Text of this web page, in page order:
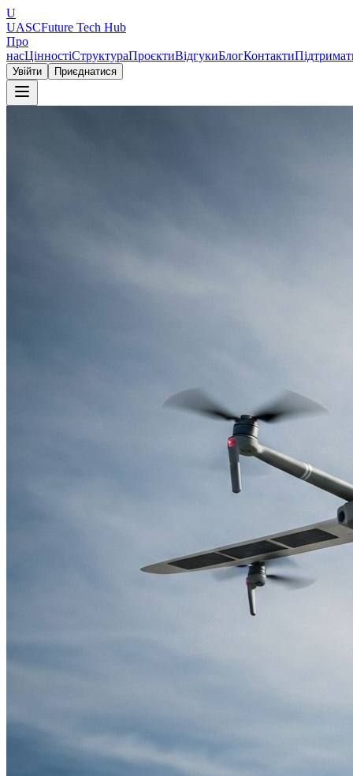
U
UASCFuture Tech Hub
Про
насЦінностіСтруктураПроєктиВідгукиБлогКонтакти
Увійти Приєднатися